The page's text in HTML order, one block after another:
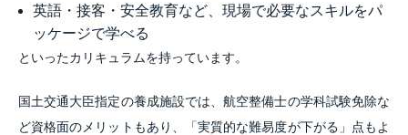
英語・接客・安全教育など、現場で必要なスキルをパ
ッケージで学べる
といったカリキュラムを持っています。
国土交通大臣指定の養成施設では、航空整備士の学科試験免除な
ど資格面のメリットもあり、「実質的な難易度が下がる」点もよ